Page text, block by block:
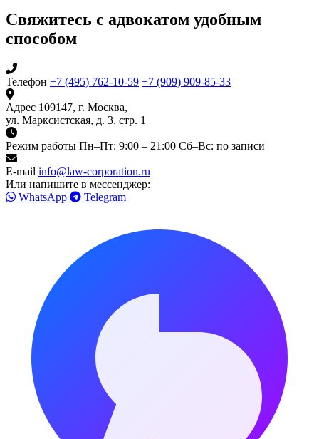
Свяжитесь с адвокатом удобным
способом
Телефон +7 (495) 762-10-59 +7 (909) 909-85-33
Адрес 109147, г. Москва,
ул. Марксистская, д. 3, стр. 1
Режим работы Пн–Пт: 9:00 – 21:00 Сб–Вс: по записи
E-mail info@law-corporation.ru
Или напишите в мессенджер:
WhatsApp
Telegram